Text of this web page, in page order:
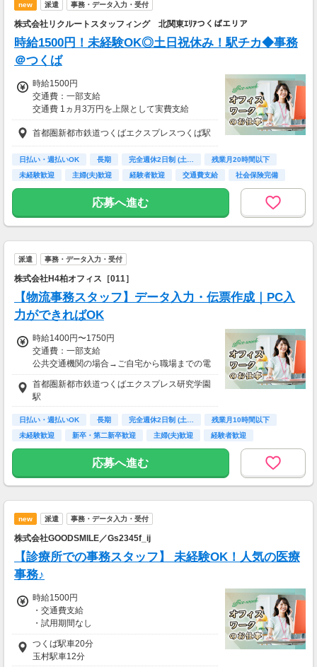
当）
new 派遣 事務・データ入力・受付
株式会社リクルートスタッフィング 北関東ｴﾘｱつくばエリア
時給1500円！未経験OK◎土日祝休み！駅チカ◆事務
＠つくば
時給1500円
交通費：一部支給
交通費 1ヵ月3万円を上限として実費支給
月収例 24万9375円 時給1500円×実働8h×週5日
×4週+残業5h
※月収例を保証するものではありません。
※給与即受取りサービス利用可（利用条件有）
首都圏新都市鉄道つくばエクスプレスつくば駅
日払い・週払いOK 長期 完全週休2日制 (土…
残業月20時間以下
未経験歓迎
主婦(夫)歓迎 経験者歓迎 交通費支給 社会保険完備
応募へ進む
派遣 事務・データ入力・受付
株式会社H4柏オフィス［011］
【物流事務スタッフ】データ入力・伝票作成｜PC入
力ができればOK
時給1400円〜1750円
交通費：一部支給
公共交通機関の場合→ご自宅から職場までの電
車・バス料金
お車バイクの場合→12円/1km
※上限15,000/月
首都圏新都市鉄道つくばエクスプレス研究学園
駅
日払い・週払いOK 長期 完全週休2日制 (土…
残業月10時間以下
未経験歓迎
新卒・第二新卒歓迎 主婦(夫)歓迎
経験者歓迎
ブランクOK
応募へ進む
new 派遣 事務・データ入力・受付
株式会社GOODSMILE／Gs2345f_ij
【診療所での事務スタッフ】 未経験OK！人気の医療
事務♪
時給1500円
・交通費支給
・試用期間なし
【１ヶ月の収入例】
・週5日フルタイムの場合
つくば駅車20分
玉村駅車12分